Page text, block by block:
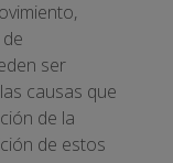
ser
causas que
de la
de estos